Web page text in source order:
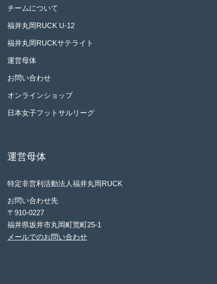
チームについて
福井丸岡RUCK U-12
福井丸岡RUCKサテライト
運営母体
お問い合わせ
オンラインショップ
日本女子フットサルリーグ
運営母体
特定非営利活動法人福井丸岡RUCK
お問い合わせ先
〒910-0227
福井県坂井市丸岡町荒町25-1
メールでのお問い合わせ